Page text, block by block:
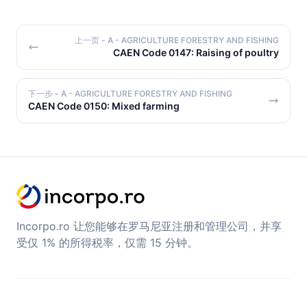
上一页 - A - AGRICULTURE FORESTRY AND FISHING
CAEN Code 0147: Raising of poultry
下一步 - A - AGRICULTURE FORESTRY AND FISHING
CAEN Code 0150: Mixed farming
Incorpo.ro 让您能够在罗马尼亚注册和管理公司，并享
受仅 1% 的所得税率，仅需 15 分钟。